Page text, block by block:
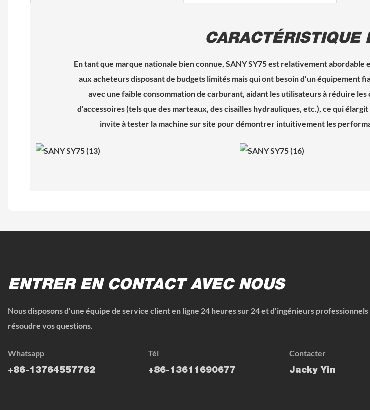
CARACTÉRISTIQUE
En tant que marque nationale bien connue, SANY SY75 est relativement
aux acheteurs disposant de budgets limités mais qui ont besoin d'un équipement
avec une faible consommation de carburant, aidant les utilisateurs à réduire
d'accessoires (tels que des marteaux, des cisailles hydrauliques, etc.), ce qui
invite à tester la machine sur site pour démontrer intuitivement les
ENTRER EN CONTACT AVEC NOUS
Nous disposons d'une équipe de service client en ligne 24 heures sur 24 et d'ingénieurs
résoudre vos questions.
Whatsapp
+86-13764557762
Tél
+86-13611690677
Contacter
Jacky Yin